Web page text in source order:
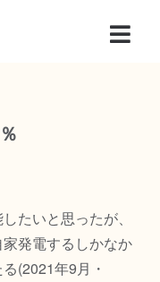
たいと思ったが、
発電するしかなか
(2021年9月・